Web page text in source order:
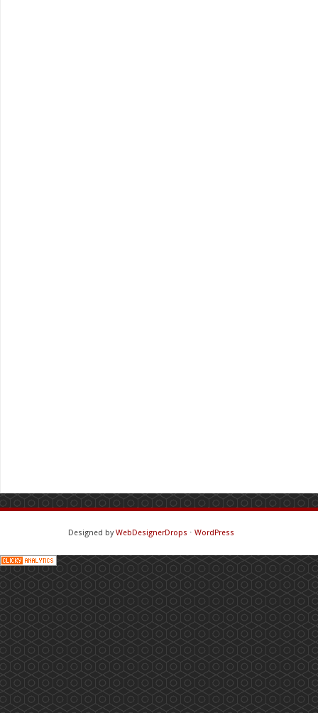
Designed byWebDesignerDrops ⋅ WordPress